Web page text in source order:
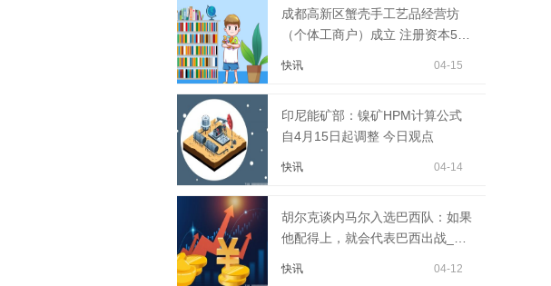
成都高新区蟹壳手工艺品经营坊
（个体工商户）成立 注册资本5万
快讯 04-15
印尼能矿部：镍矿HPM计算公式
自4月15日起调整 今日观点
快讯 04-14
胡尔克谈内马尔入选巴西队：如果
他配得上，就会代表巴西出战_关
快讯 04-12